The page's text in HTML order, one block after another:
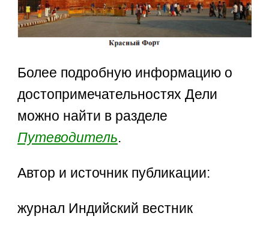
Более подробную информацию о
достопримечательностях Дели
можно найти в разделе
Путеводитель.
Автор и источник публикации:
журнал Индийский вестник